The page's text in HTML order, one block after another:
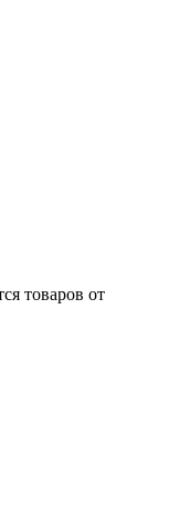
товаров от